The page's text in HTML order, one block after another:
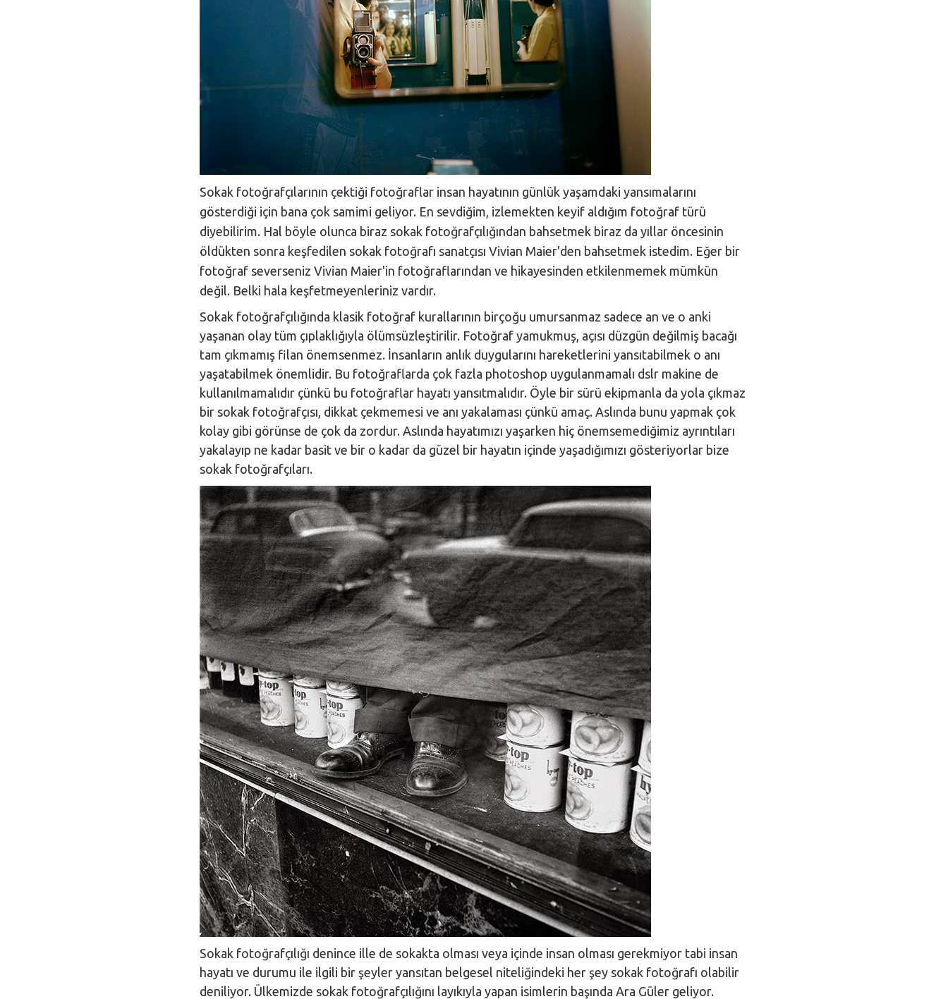
Sokak fotoğrafçılarının çektiği fotoğraflar insan hayatının günlük yaşamdaki yansımalarını
gösterdiği için bana çok samimi geliyor. En sevdiğim, izlemekten keyif aldığım fotoğraf türü
diyebilirim. Hal böyle olunca biraz sokak fotoğrafçılığından bahsetmek biraz da yıllar öncesinin
öldükten sonra keşfedilen sokak fotoğrafı sanatçısı Vivian Maier'den bahsetmek istedim. Eğer bir
fotoğraf severseniz Vivian Maier'in fotoğraflarından ve hikayesinden etkilenmemek mümkün
değil. Belki hala keşfetmeyenleriniz vardır.
Sokak fotoğrafçılığında klasik fotoğraf kurallarının birçoğu umursanmaz sadece an ve o anki
yaşanan olay tüm çıplaklığıyla ölümsüzleştirilir. Fotoğraf yamukmuş, açısı düzgün değilmiş bacağı
tam çıkmamış filan önemsenmez. İnsanların anlık duygularını hareketlerini yansıtabilmek o anı
yaşatabilmek önemlidir. Bu fotoğraflarda çok fazla photoshop uygulanmamalı dslr makine de
kullanılmamalıdır çünkü bu fotoğraflar hayatı yansıtmalıdır. Öyle bir sürü ekipmanla da yola çıkmaz
bir sokak fotoğrafçısı, dikkat çekmemesi ve anı yakalaması çünkü amaç. Aslında bunu yapmak çok
kolay gibi görünse de çok da zordur. Aslında hayatımızı yaşarken hiç önemsemediğimiz ayrıntıları
yakalayıp ne kadar basit ve bir o kadar da güzel bir hayatın içinde yaşadığımızı gösteriyorlar bize
sokak fotoğrafçıları.
Sokak fotoğrafçılığı denince ille de sokakta olması veya içinde insan olması gerekmiyor tabi insan
hayatı ve durumu ile ilgili bir şeyler yansıtan belgesel niteliğindeki her şey sokak fotoğrafı olabilir
deniliyor. Ülkemizde sokak fotoğrafçılığını layıkıyla yapan isimlerin başında Ara Güler geliyor.